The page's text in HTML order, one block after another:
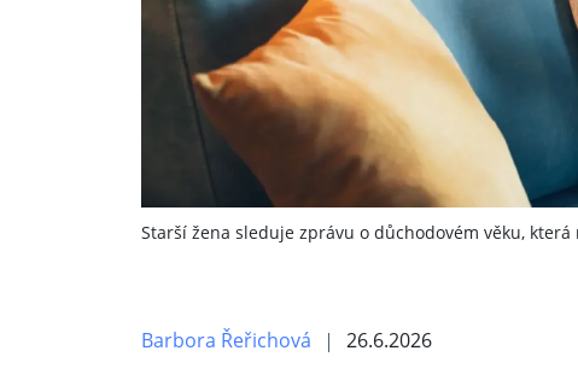
Starší žena sleduje zprávu o důchodovém věku,
Barbora Řeřichová 26.6.2026